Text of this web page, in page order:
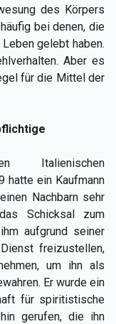
des Körpers
bei denen, die
gelebt haben.
Aber es
für die Mittel der
hatte ein Kaufmann
Nachbarn sehr
Schicksal zum
aufgrund seiner
freizustellen,
um ihn als
Er wurde ein
für spiritistische
gerufen, die ihn